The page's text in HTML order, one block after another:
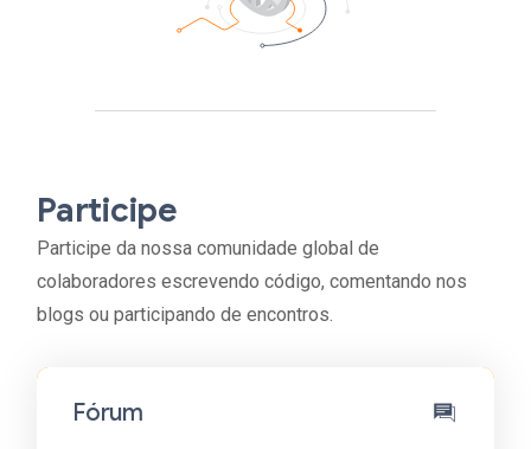
Participe
Participe da nossa comunidade global de
colaboradores escrevendo código, comentando nos
blogs ou participando de encontros.
Fórum